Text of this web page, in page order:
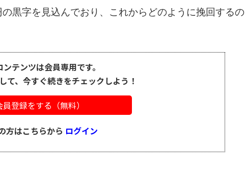
黒字を見込んでおり、これからどのように挽回するの
ンテンツは会員専用です。
て、今すぐ続きをチェックしよう！
員登録をする（無料）
方はこちらから ログイン